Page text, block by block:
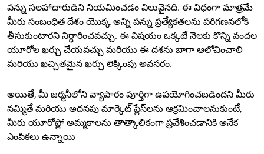
పన్ను సలహాదారుడిని నియమించడం విలువైనది. ఈ విధంగా మాత్రమే
మీరు సంబంధిత దేశం యొక్క అన్ని పన్ను ప్రత్యేకతలను పరిగణనలోకి
తీసుకుంటారని నిర్ధారించవచ్చు. ఈ విషయం ఒక్కటే నెలకు కొన్ని వందల
యూరోల ఖర్చు చేయవచ్చు మరియు ఈ దశను బాగా ఆలోచించాలి
మరియు ఖచ్చితమైన ఖర్చు లెక్కింపు అవసరం.
అయితే, మీ జర్మనీలోని వ్యాపారం పూర్తిగా ఉపయోగించబడిందని మీరు
నమ్మితే మరియు అదనపు మార్కెట్ ప్లేస్‌లను ఆక్రమించాలనుకుంటే,
మీరు యూరోప్లో అమ్మకాలను తాత్కాలికంగా ప్రవేశించడానికి అనేక
ఎంపికలు ఉన్నాయి